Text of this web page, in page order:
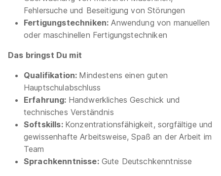
Ausbildung Maschinen- und Anlagenführer
(m/w/d) aluplast GmbH
01.09.2026
1.100 - 1.280 € pro Monat
Ähnliche Stellen
Fehlersuche und Beseitigung von Störungen
Fertigungstechniken: Anwendung von manuellen
oder maschinellen Fertigungstechniken
Das bringst Du mit
Qualifikation: Mindestens einen guten
Hauptschulabschluss
Erfahrung: Handwerkliches Geschick und
technisches Verständnis
Softskills: Konzentrationsfähigkeit, sorgfältige und
gewissenhafte Arbeitsweise, Spaß an der Arbeit im
Team
Sprachkenntnisse:Gute Deutschkenntnisse